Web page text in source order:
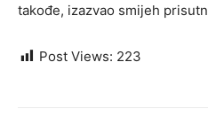
takođe, izazvao smijeh
Post Views: 223